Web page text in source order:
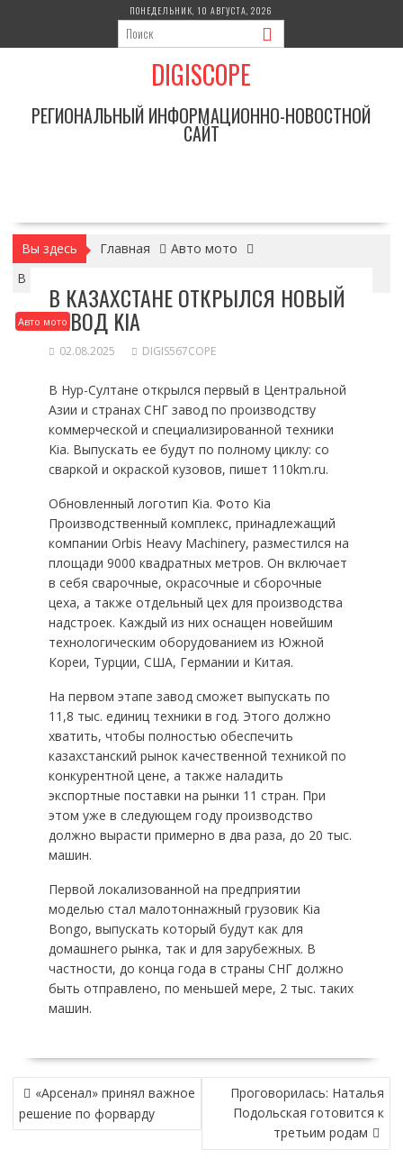
содержимому
ПОНЕДЕЛЬНИК, 10 АВГУСТА, 2026
DIGISCOPE
РЕГИОНАЛЬНЫЙ ИНФОРМАЦИОННО-НОВОСТНОЙ
САЙТ
Вы здесь Главная
Авто мото
В Казахстане открылся новый завод KIA
Авто мото
В КАЗАХСТАНЕ ОТКРЫЛСЯ НОВЫЙ
ЗАВОД KIA
02.08.2025 DIGIS567COPE
В Нур-Султане открылся первый в Центральной
Азии и странах СНГ завод по производству
коммерческой и специализированной техники
Kia. Выпускать ее будут по полному циклу: со
сваркой и окраской кузовов, пишет 110km.ru.
Обновленный логотип Kia. Фото Kia
Производственный комплекс, принадлежащий
компании Orbis Heavy Machinery, разместился на
площади 9000 квадратных метров. Он включает
в себя сварочные, окрасочные и сборочные
цеха, а также отдельный цех для производства
надстроек. Каждый из них оснащен новейшим
технологическим оборудованием из Южной
Кореи, Турции, США, Германии и Китая.
На первом этапе завод сможет выпускать по
11,8 тыс. единиц техники в год. Этого должно
хватить, чтобы полностью обеспечить
казахстанский рынок качественной техникой по
конкурентной цене, а также наладить
экспортные поставки на рынки 11 стран. При
этом уже в следующем году производство
должно вырасти примерно в два раза, до 20 тыс.
машин.
Первой локализованной на предприятии
моделью стал малотоннажный грузовик Kia
Bongo, выпускать который будут как для
домашнего рынка, так и для зарубежных. В
частности, до конца года в страны СНГ должно
быть отправлено, по меньшей мере, 2 тыс. таких
машин.
НАВИГАЦИЯ
ПО
ЗАПИСЯМ
«Арсенал» принял важное
решение по форварду
Проговорилась: Наталья
Подольская готовится к
третьим родам